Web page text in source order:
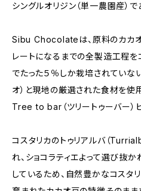
シングルオリジン（単一農園産）
Sibu Chocolateは、原料のカカオ
レートになるまでの全製造工程を
でたった５％しか栽培されていな
オ）と現地の厳選された食材を使
Tree to bar（ツリートゥーバー）
コスタリカのトゥリアルバ（
れ、ショコラティエよって選び抜
しているため、自然豊かなコスタ